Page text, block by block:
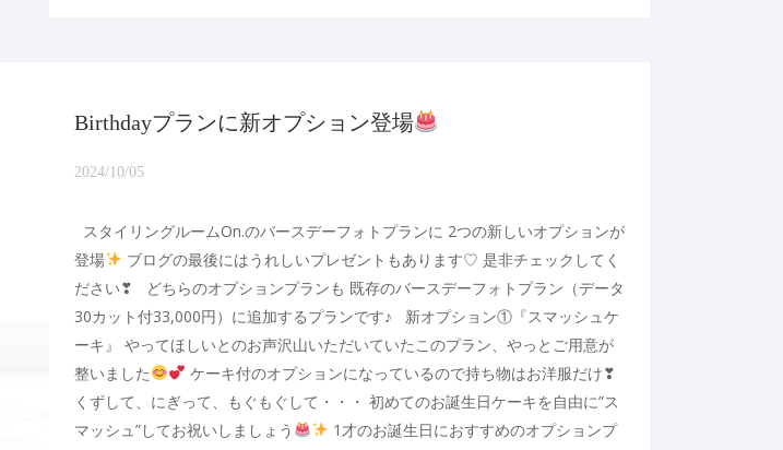
Birthdayプランに新オプション登場
2024/10/05
スタイリングルームOn.のバースデーフォトプランに 2つの新しいオプションが
登場
ブログの最後にはうれしいプレゼントもあります♡ 是非チェックしてく
ださい❣ どちらのオプションプランも 既存のバースデーフォトプラン（データ
30カット付33,000円）に追加するプランです♪ 新オプション①『スマッシュケ
ーキ』 やってほしいとのお声沢山いただいていたこのプラン、やっとご用意が
整いました
ケーキ付のオプションになっているので持ち物はお洋服だけ❣
くずして、にぎって、もぐもぐして・・・ 初めてのお誕生日ケーキを自由に”ス
マッシュ”してお祝いしましょう
1才のお誕生日におすすめのオプションプ